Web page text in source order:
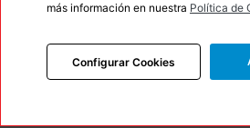
INFORMACIÓN
DESCRIPCIÓN
más información en nuestra Política de
Configurar Cookies